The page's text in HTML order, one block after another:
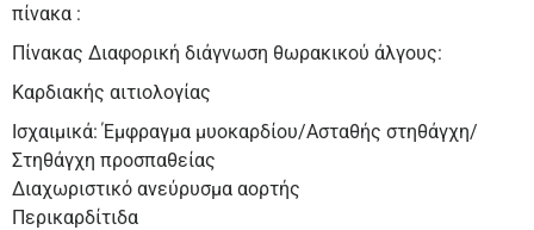
πίνακα :
Πίνακας Διαφορική διάγνωση θωρακικού άλγους:
Καρδιακής αιτιολογίας
Ισχαιμικά: Έμφραγμα μυοκαρδίου/Ασταθής στηθάγχη/
Στηθάγχη προσπαθείας
Διαχωριστικό ανεύρυσμα αορτής
Περικαρδίτιδα